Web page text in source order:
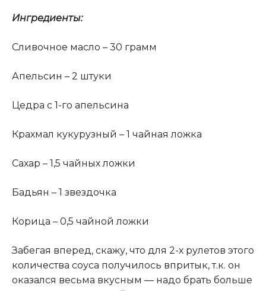
Ингредиенты:
Сливочное масло – 30 грамм
Апельсин – 2 штуки
Цедра с 1-го апельсина
Крахмал кукурузный – 1 чайная ложка
Сахар – 1,5 чайных ложки
Бадьян – 1 звездочка
Корица – 0,5 чайной ложки
Забегая вперед, скажу, что для 2-х рулетов этого
количества соуса получилось впритык, т.к. он
оказался весьма вкусным — надо брать больше